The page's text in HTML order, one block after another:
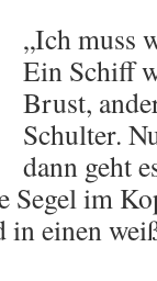
„Ich muss
Ein Schiff
Brust,
Schulter.
dann geht
im
einen